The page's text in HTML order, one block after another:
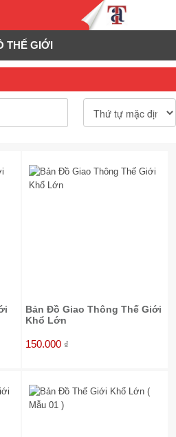
THẾ GIỚI
Bản Đồ Giao Thông Thế Giới
Khổ Lớn
150.000 ₫